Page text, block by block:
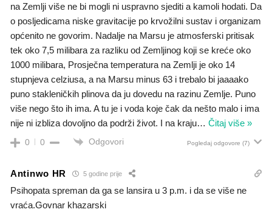
na Zemlji više ne bi mogli ni uspravno sjediti a kamoli hodati. Da
o posljedicama niske gravitacije po krvožilni sustav i organizam
općenito ne govorim. Nadalje na Marsu je atmosferski pritisak
tek oko 7,5 milibara za razliku od Zemljinog koji se kreće oko
1000 milibara, Prosječna temperatura na Zemlji je oko 14
stupnjeva celziusa, a na Marsu minus 63 i trebalo bi jaaaako
puno stakleničkih plinova da ju dovedu na razinu Zemlje. Puno
više nego što ih ima. A tu je i voda koje čak da nešto malo i ima
nije ni izbliza dovoljno da podrži život. I na kraju… Čitaj više »
0 0 Odgovori Pogledaj odgovore (7)
Antinwo HR 5 godine prije
Psihopata spreman da ga se lansira u 3 p.m. i da se više ne
vraća.Govnar khazarski